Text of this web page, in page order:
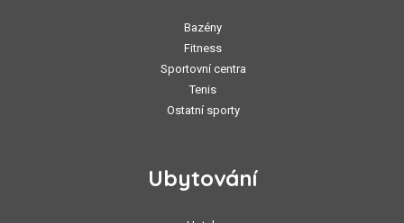
Bazény
Fitness
Sportovní centra
Tenis
Ostatní sporty
Ubytování